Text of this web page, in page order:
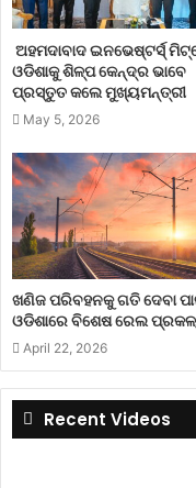
ଅହମଦାବାଦ ଇନଭେଷ୍ଟର୍ସ୍
ଓଡିଶାକୁ ଶିଳ୍ପ କେନ୍ଦ୍ର ଭାବେ
ପ୍ରସ୍ତୁତ କଲେ ମୁଖ୍ୟମନ୍ତ୍ରୀ
May 5, 2026
ଖଣିଜ ପରିବହନକୁ ଗତି ଦେବା
ଓଡିଶାରେ ବିଶେଷ ରେଲ
April 22, 2026
Recent Videos